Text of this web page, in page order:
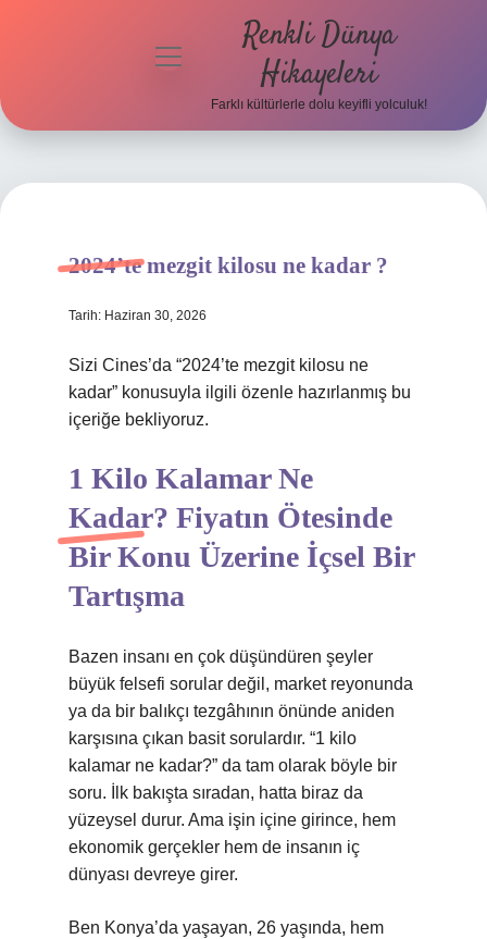
menüyü
Renkli Dünya
Hikayeleri
Farklı kültürlerle dolu keyifli yolculuk!
2024’te mezgit kilosu ne kadar ?
Tarih: Haziran 30, 2026
Sizi Cines’da “2024’te mezgit kilosu ne
kadar” konusuyla ilgili özenle hazırlanmış bu
içeriğe bekliyoruz.
1 Kilo Kalamar Ne
Kadar? Fiyatın Ötesinde
Bir Konu Üzerine İçsel Bir
Tartışma
Bazen insanı en çok düşündüren şeyler
büyük felsefi sorular değil, market reyonunda
ya da bir balıkçı tezgâhının önünde aniden
karşısına çıkan basit sorulardır. “1 kilo
kalamar ne kadar?” da tam olarak böyle bir
soru. İlk bakışta sıradan, hatta biraz da
yüzeysel durur. Ama işin içine girince, hem
ekonomik gerçekler hem de insanın iç
dünyası devreye girer.
Ben Konya’da yaşayan, 26 yaşında, hem